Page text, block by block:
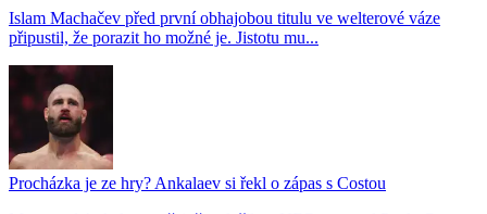
Islam Machačev před první obhajobou titulu ve welterové váze
připustil, že porazit ho možné je. Jistotu mu...
Procházka je ze hry? Ankalaev si řekl o zápas s Costou